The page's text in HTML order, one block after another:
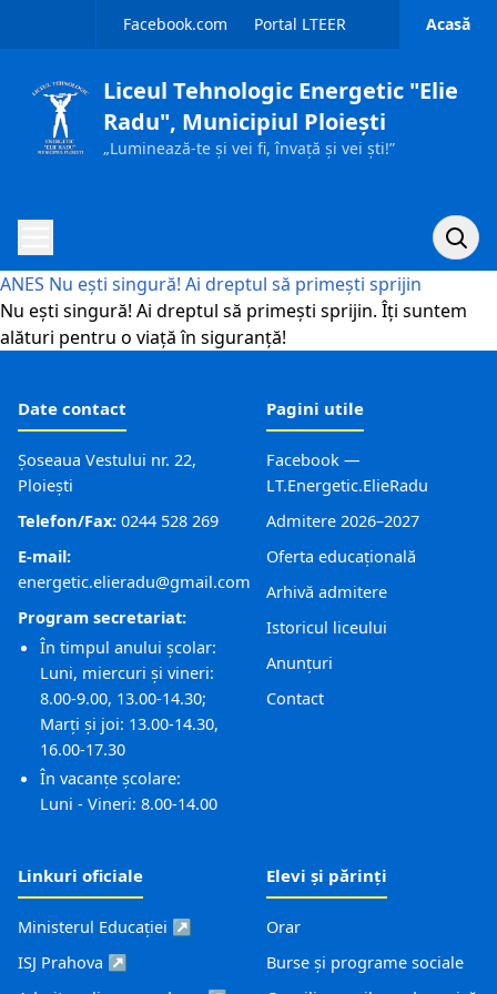
Facebook.com Portal LTEER Acasă
Liceul Tehnologic Energetic "Elie
Radu", Municipiul Ploiești
„Luminează-te și vei fi, învață și vei ști!”
Caută
Acasă
Despre noi
Ofertă educațională
Admitere
Elevi și părinți
Informații publice
Proiecte
Anunțuri
Contact
ANES Nu ești singură! Ai dreptul să primești sprijin
Nu ești singură! Ai dreptul să primești sprijin. Îți suntem
alături pentru o viață în siguranță!
Date contact
Șoseaua Vestului nr. 22,
Ploiești
Telefon/Fax: 0244 528 269
E-mail:
energetic.elieradu@gmail.com
Program secretariat:
În timpul anului școlar:
Luni, miercuri și vineri:
8.00-9.00, 13.00-14.30;
Marți și joi: 13.00-14.30,
16.00-17.30
În vacanțe școlare:
Luni - Vineri: 8.00-14.00
Pagini utile
Facebook —
LT.Energetic.ElieRadu
Admitere 2026–2027
Oferta educațională
Arhivă admitere
Istoricul liceului
Anunțuri
Contact
Linkuri oficiale
Ministerul Educației ↗
ISJ Prahova ↗
Elevi și părinți
Orar
Burse și programe sociale